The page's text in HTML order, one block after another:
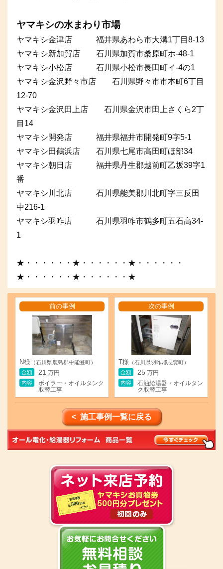
ヤマキシの水まわり市場
ヤマキシ金津店 福井県あわら市大溝1丁目8-13
ヤマキシ新加賀店 石川県加賀市桑原町ホ-48-1
ヤマキシ小松店 石川県小松市長田町イ-4の1
ヤマキシ金沢野々市店 石川県野々市市本町6丁目
12-70
ヤマキシ金沢田上店 石川県金沢市田上さくら2丁
目14
ヤマキシ開発店 福井県福井市開発町9字5-1
ヤマキシ田鶴浜店 石川県七尾市高田町ほ部34
ヤマキシ朝日店 福井県丹生郡越前町乙坂39字1
番
ヤマキシ川北店 石川県能美郡川北町字三反田
中216-1
ヤマキシ羽咋店 石川県羽咋市鶴多町五石高34-
1
★・・・・・・★・・・・・・★・・・・・・
★・・・・・・★・・・・・・★
前の事例
N様 （石川県鹿島郡中能登町）
金額
21 万円
内容
ボイラー・オイルタンク
取替工事
次の事例
T様 （石川県羽咋郡志賀町）
金額
25 万円
内容
石油給湯器・オイルタン
ク取替工事
< 施工事例一覧に戻る